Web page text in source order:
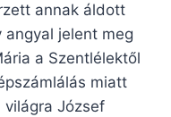
annak áldott
angyal jelent meg
a Szentlélektől
miatt
világra József